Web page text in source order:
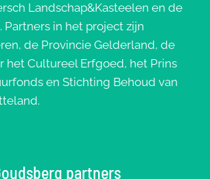
Landschap&Kasteelen en de
in het project zijn
de Provincie Gelderland, de
het Cultureel Erfgoed, het Prins
en Stichting Behoud van
partners